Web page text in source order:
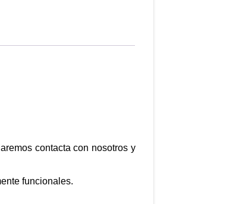
contacta con nosotros y
funcionales.